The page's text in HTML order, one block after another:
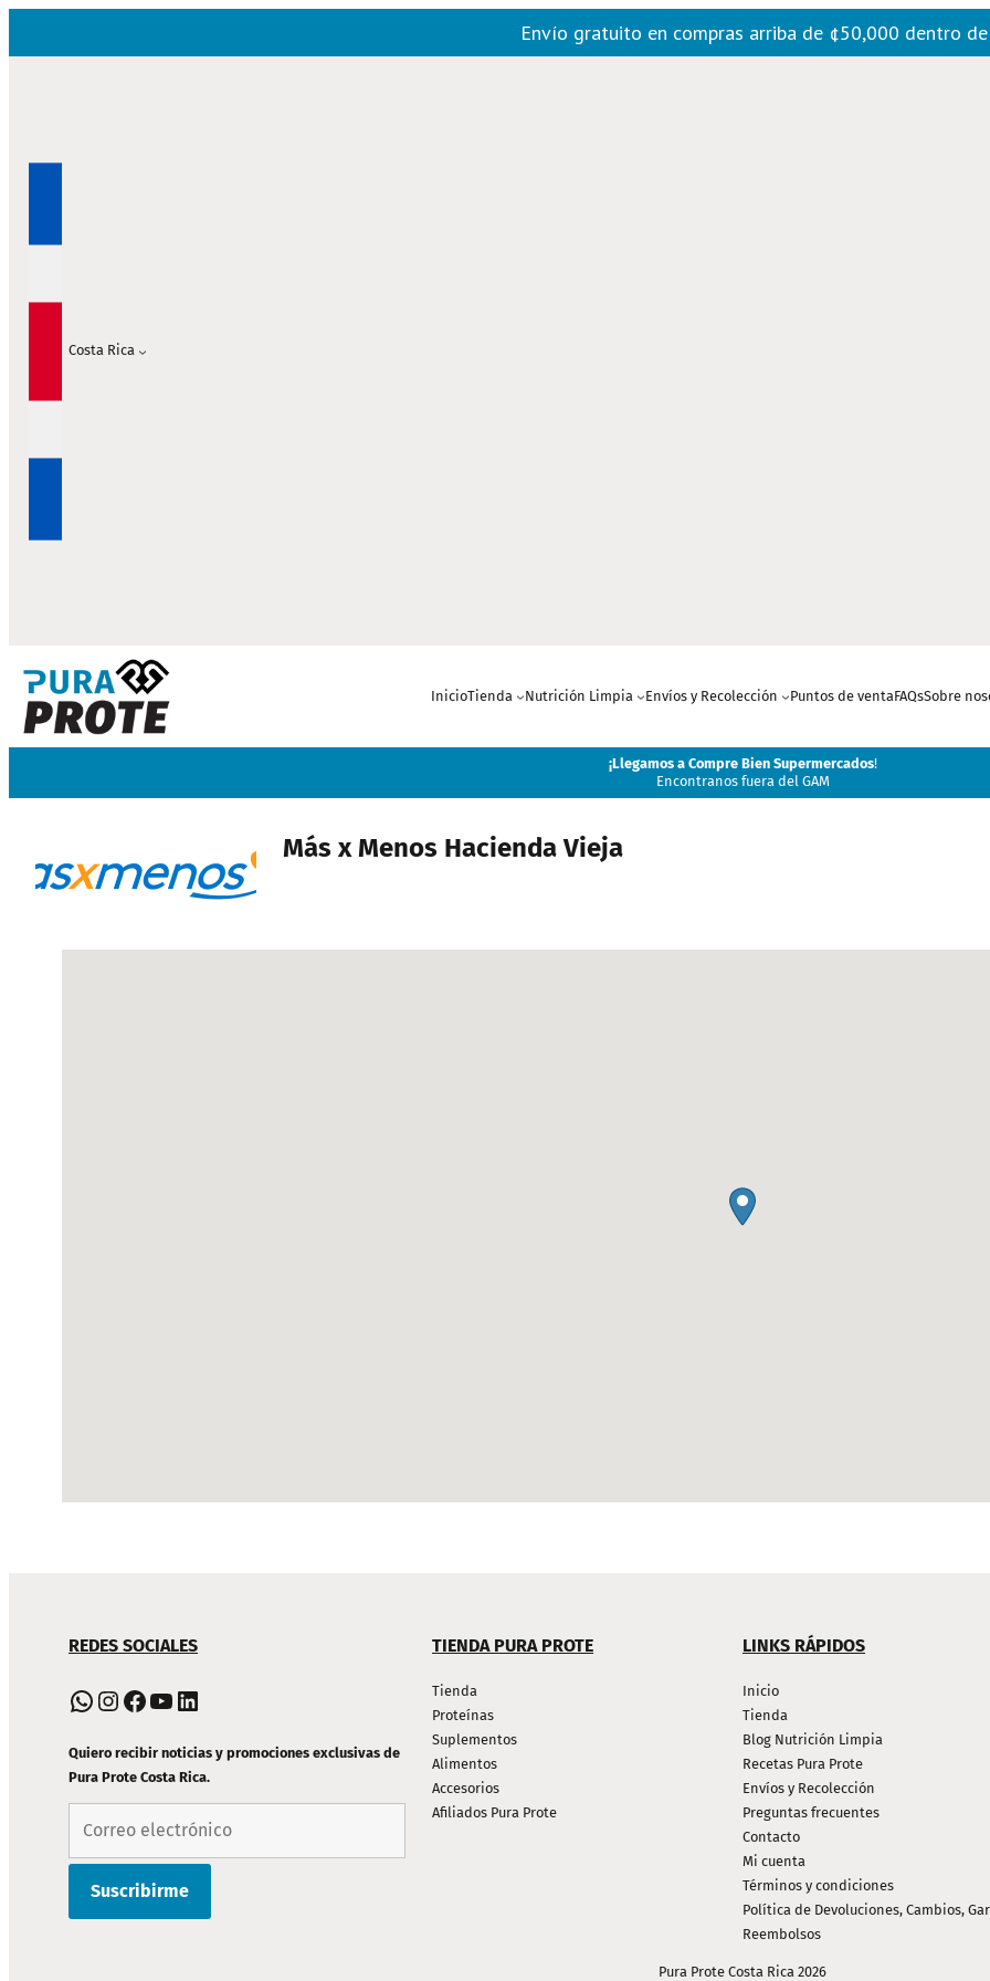
Envío gratuito en compras arriba de ¢50,000 dentro
Costa Rica
InicioTienda Nutrición Limpia Envíos y Recolección Puntos de ventaFAQsSobre
¡Llegamos a Compre Bien Supermercados!
Encontranos fuera del GAM
Más x Menos Hacienda Vieja
DE
PIE
DE
PÁGINA
REDES SOCIALES
WhatsApp Instagram Facebook YouTube LinkedIn
Quiero recibir noticias y promociones exclusivas de
Pura Prote Costa Rica.
TIENDA PURA PROTE
Tienda
Proteínas
Suplementos
Alimentos
Accesorios
Afiliados Pura Prote
LINKS RÁPIDOS
Inicio
Tienda
Blog Nutrición Limpia
Recetas Pura Prote
Envíos y Recolección
Preguntas frecuentes
Contacto
Mi cuenta
Términos y condiciones
Política de Devoluciones, Cambios,
Reembolsos
Pura Prote Costa Rica 2026